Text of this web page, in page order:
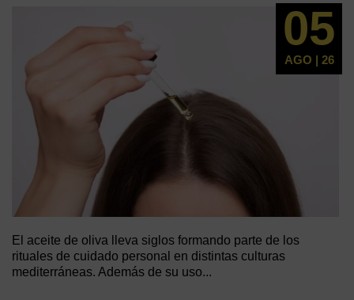
05
AGO | 26
El aceite de oliva lleva siglos formando parte de los
rituales de cuidado personal en distintas culturas
mediterráneas. Además de su uso...